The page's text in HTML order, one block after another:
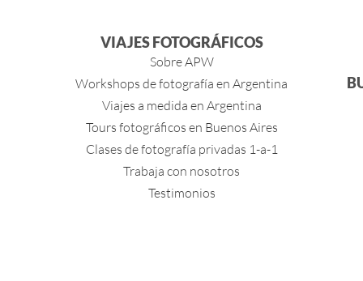
VIAJES FOTOGRÁFICOS
Sobre APW
Workshops de fotografía en Argentina
Viajes a medida en Argentina
Tours fotográficos en Buenos Aires
Clases de fotografía privadas 1-a-1
Trabaja con nosotros
Testimonios